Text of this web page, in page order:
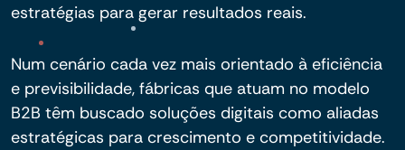
estratégias para gerar resultados reais.
Num cenário cada vez mais orientado à eficiência
e previsibilidade, fábricas que atuam no modelo
B2B têm buscado soluções digitais como aliadas
estratégicas para crescimento e competitividade.